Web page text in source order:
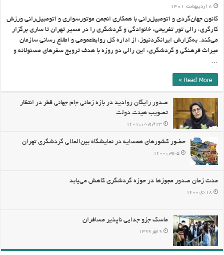
۸ اردیبهشت ۱۴۰۱
کانون جهان‌گردی و اتومبیل‌رانی با همکاری انجمن موتورسواری و اتومبیل‌رانی ورزش
کارگری، رالی تور تفریحی، خانوادگی و گردشگری را در مسیر تهران تا ساری برگزار
می‌کند. به‌گزارش ایرانگردنیوز، از اداره کل روابط‌عمومی و اطلاع رسانی سازمان
میراث فرهنگی و گردشگری، این رالی دو روزه با هدف ترویج سفرهای مسئولانه و
…
Read More »
صدور رایگان روادید در بازه زمانی جام جهانی قطر در انتظار
تصویب هیئت دولت
۲۳ فروردین ۱۴۰۱
حضور کشورهای همسایه در نمایشگاه بین‌المللی گردشگری تهران
۵ بهمن ۱۴۰۰
مدت زمان صدور مجوزها در حوزه گردشگری کاهش می‌یابد
۱۸ دی ۱۴۰۰
ماسک جزو جدایی ناپذیر مسافران
۹ مهر ۱۳۹۹